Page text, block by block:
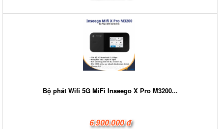
Bộ phát Wifi 5G MiFi Inseego X Pro M3200...
6.900.000 đ